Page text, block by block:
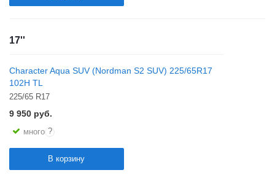
17''
Character Aqua SUV (Nordman S2 SUV) 225/65R17
102H TL
225/65 R17
9 950 руб.
много ?
В корзину